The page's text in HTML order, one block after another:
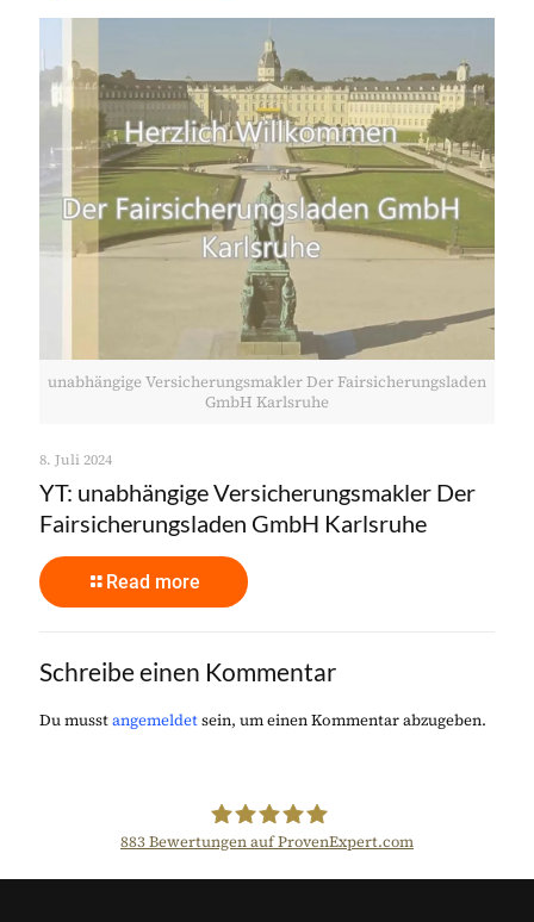
unabhängige Versicherungsmakler Der Fairsicherungsladen
GmbH Karlsruhe
8. Juli 2024
YT: unabhängige Versicherungsmakler Der
Fairsicherungsladen GmbH Karlsruhe
Read more
Schreibe einen Kommentar
Du musstangemeldetsein, um einen Kommentar abzugeben.
Der Fairsicherungsladen GmbH
883Bewertungen auf ProvenExpert.com